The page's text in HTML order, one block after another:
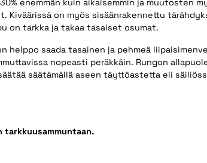
enemmän kuin aikaisemmin ja muutosten
Kiväärissä on myös sisäänrakennettu
on tarkka ja takaa tasaiset osumat.
helppo saada tasainen ja pehmeä
nopeasti peräkkäin. Rungon
säätämällä aseen täyttöastetta eli
tarkkuusammuntaan.